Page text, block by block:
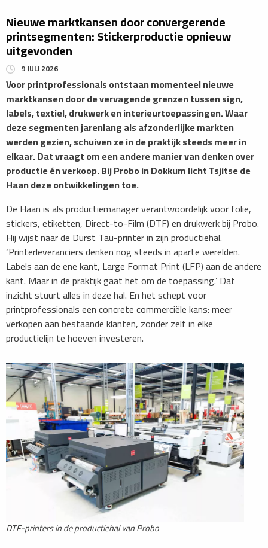
Nieuwe marktkansen door convergerende
printsegmenten: Stickerproductie opnieuw
uitgevonden
9 JULI 2026
​Voor printprofessionals ontstaan momenteel nieuwe
marktkansen door de vervagende grenzen tussen sign,
labels, textiel, drukwerk en interieurtoepassingen. Waar
deze segmenten jarenlang als afzonderlijke markten
werden gezien, schuiven ze in de praktijk steeds meer in
elkaar. Dat vraagt om een andere manier van denken over
productie én verkoop. Bij Probo in Dokkum licht Tsjitse de
Haan deze ontwikkelingen toe.
​De Haan is als productiemanager verantwoordelijk voor folie,
stickers, etiketten, Direct-to-Film (DTF) en drukwerk bij Probo.
Hij wijst naar de Durst Tau-printer in zijn productiehal.
‘Printerleveranciers denken nog steeds in aparte werelden.
Labels aan de ene kant, Large Format Print (LFP) aan de andere
kant. Maar in de praktijk gaat het om de toepassing.’ Dat
inzicht stuurt alles in deze hal. En het schept voor
printprofessionals een concrete commerciële kans: meer
verkopen aan bestaande klanten, zonder zelf in elke
productielijn te hoeven investeren.
DTF-printers in de productiehal van Probo